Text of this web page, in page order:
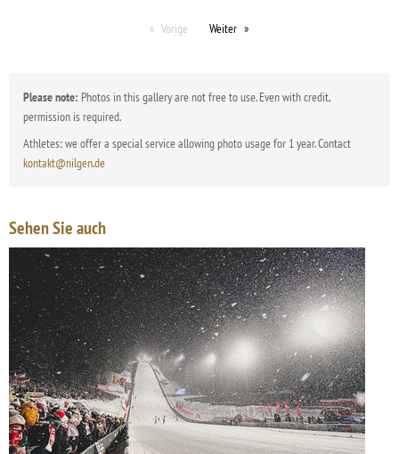
Vorige Weiter
Please note: Photos in this gallery are not free to use. Even with credit,
permission is required.
Athletes: we offer a special service allowing photo usage for 1 year. Contact
kontakt@nilgen.de
Sehen Sie auch